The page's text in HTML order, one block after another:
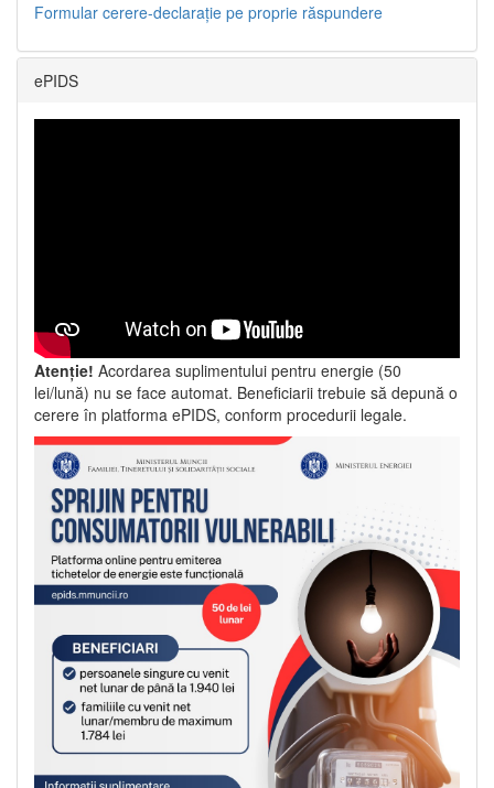
Formular cerere-declarație pe proprie răspundere
ePIDS
Atenție! Acordarea suplimentului pentru energie (50
lei/lună) nu se face automat. Beneficiarii trebuie să depună o
cerere în platforma ePIDS, conform procedurii legale.